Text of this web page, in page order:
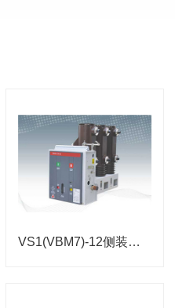
VS1(VBM7)-12侧装式户内高压真空断路器